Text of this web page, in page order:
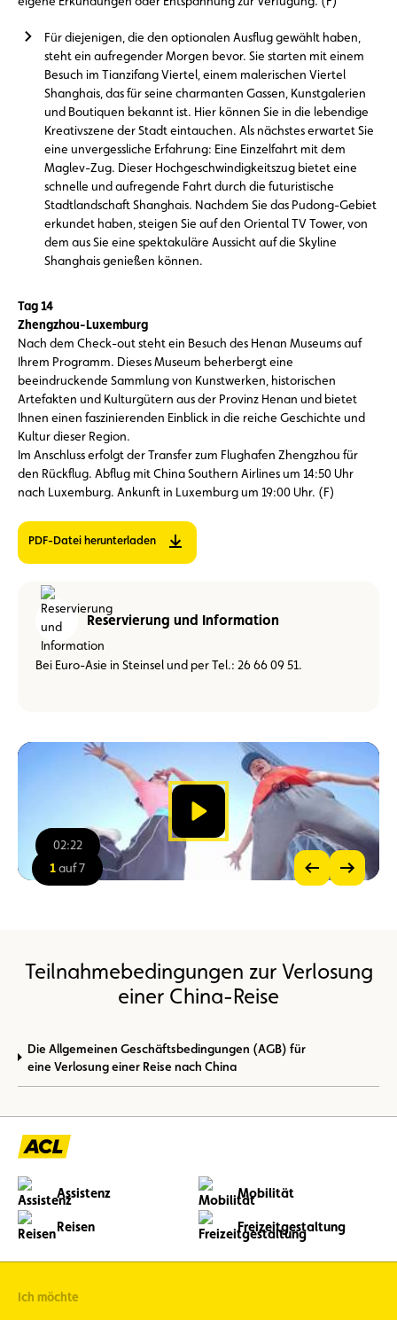
Für diejenigen, die den optionalen Ausflug gewählt haben,
steht ein aufregender Morgen bevor. Sie starten mit einem
Besuch im Tianzifang Viertel, einem malerischen Viertel
Shanghais, das für seine charmanten Gassen, Kunstgalerien
und Boutiquen bekannt ist. Hier können Sie in die lebendige
Kreativszene der Stadt eintauchen. Als nächstes erwartet Sie
eine unvergessliche Erfahrung: Eine Einzelfahrt mit dem
Maglev-Zug. Dieser Hochgeschwindigkeitszug bietet eine
schnelle und aufregende Fahrt durch die futuristische
Stadtlandschaft Shanghais. Nachdem Sie das Pudong-Gebiet
erkundet haben, steigen Sie auf den Oriental TV Tower, von
dem aus Sie eine spektakuläre Aussicht auf die Skyline
Shanghais genießen können.
Tag 14
Zhengzhou-Luxemburg
Nach dem Check-out steht ein Besuch des Henan Museums auf
Ihrem Programm. Dieses Museum beherbergt eine
beeindruckende Sammlung von Kunstwerken, historischen
Artefakten und Kulturgütern aus der Provinz Henan und bietet
Ihnen einen faszinierenden Einblick in die reiche Geschichte und
Kultur dieser Region.
Im Anschluss erfolgt der Transfer zum Flughafen Zhengzhou für
den Rückflug. Abflug mit China Southern Airlines um 14:50 Uhr
nach Luxemburg. Ankunft in Luxemburg um 19:00 Uhr. (F)
PDF-Datei herunterladen
Reservierung und Information
Bei Euro-Asie in Steinsel und per Tel.: 26 66 09 51.
Video
ansehen
02:22
00:00
/ 02:22
1auf 7
Vorheriges
Teilnahmebedingungen zur Verlosung
einer China-Reise
Die Allgemeinen Geschäftsbedingungen (AGB) für
eine Verlosung einer Reise nach China
Assistenz Mobilität
Reisen Freizeitgestaltung
Ich möchte